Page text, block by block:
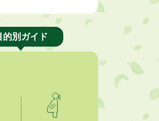
的別ガイド